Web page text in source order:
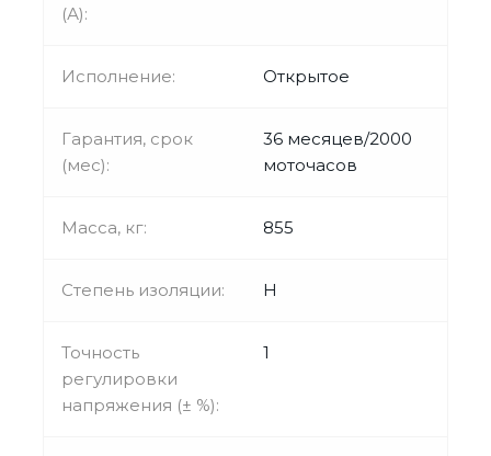
(А):
Исполнение: Открытое
Гарантия, срок
(мес):
36 месяцев/2000
моточасов
Масса, кг: 855
Степень изоляции: H
Точность
регулировки
напряжения (± %):
1